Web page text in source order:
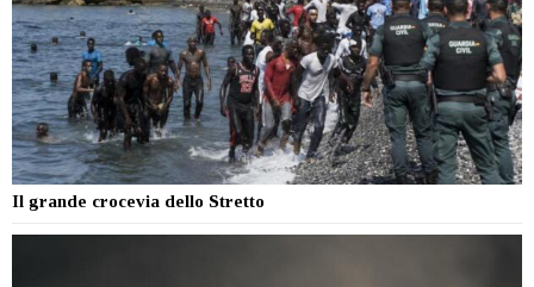
Il grande crocevia dello Stretto